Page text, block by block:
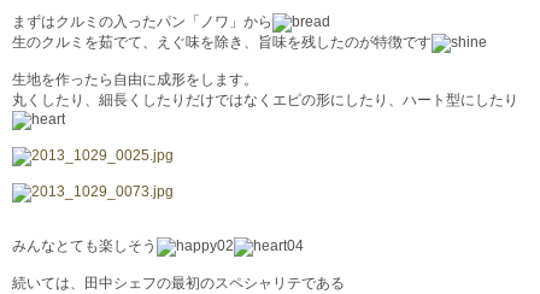
まずはクルミの入ったパン「ノワ」から
生のクルミを茹でて、えぐ味を除き、旨味を残したのが特徴です
生地を作ったら自由に成形をします。
丸くしたり、細長くしたりだけではなくエピの形にしたり、ハート型にしたり
みんなとても楽しそう
続いては、田中シェフの最初のスペシャリテである